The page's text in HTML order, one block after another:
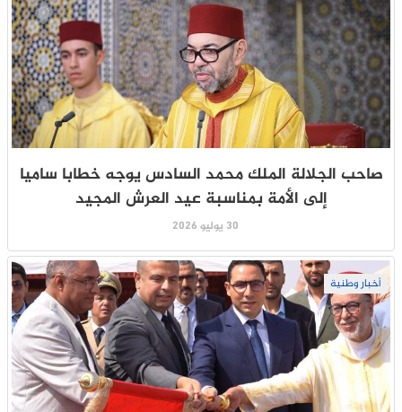
صاحب الجلالة الملك محمد السادس يوجه خطابا ساميا
إلى الأمة بمناسبة عيد العرش المجيد
30 يوليو 2026
أخبار وطنية